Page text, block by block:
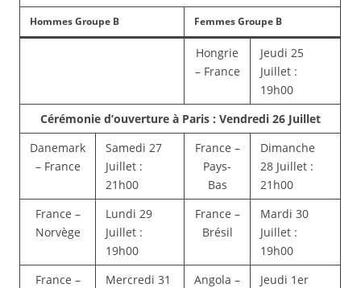
Hommes Groupe B Femmes Groupe B
Hongrie
– France
Jeudi 25
Juillet :
19h00
Cérémonie d’ouverture à Paris : Vendredi 26 Juillet
Danemark
– France
Samedi 27
Juillet :
21h00
France –
Pays-
Bas
Dimanche
28 Juillet :
21h00
France –
Norvège
Lundi 29
Juillet :
19h00
France –
Brésil
Mardi 30
Juillet :
19h00
France –
Mercredi 31
Angola –
Jeudi 1er